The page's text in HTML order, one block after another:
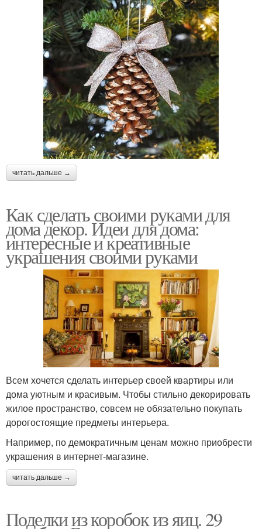
читать дальше →
Как сделать своими руками для
дома декор. Идеи для дома:
интересные и креативные
украшения своими руками
Всем хочется сделать интерьер своей квартиры или
дома уютным и красивым. Чтобы стильно декорировать
жилое пространство, совсем не обязательно покупать
дорогостоящие предметы интерьера.
Например, по демократичным ценам можно приобрести
украшения в интернет-магазине.
читать дальше →
Поделки из коробок из яиц. 29